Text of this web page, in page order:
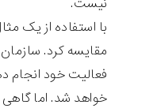
با استفاده از یک
مقایسه کرد.
فعالیت خود انجام
خواهد شد. اما